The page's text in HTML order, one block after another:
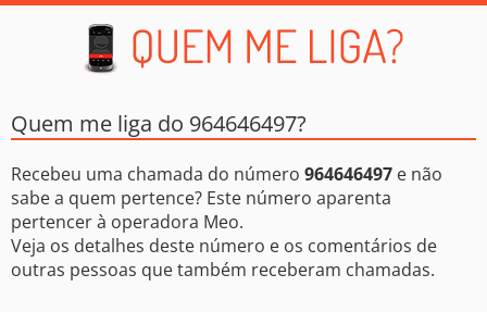
Quem me liga do 964646497?
Recebeu uma chamada do número 964646497 e não
sabe a quem pertence? Este número aparenta
pertencer à operadora Meo.
Veja os detalhes deste número e os comentários de
outras pessoas que também receberam chamadas.